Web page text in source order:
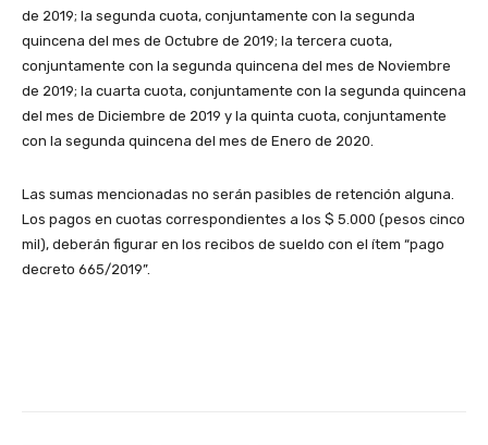
de 2019; la segunda cuota, conjuntamente con la segunda
quincena del mes de Octubre de 2019; la tercera cuota,
conjuntamente con la segunda quincena del mes de Noviembre
de 2019; la cuarta cuota, conjuntamente con la segunda quincena
del mes de Diciembre de 2019 y la quinta cuota, conjuntamente
con la segunda quincena del mes de Enero de 2020.
Las sumas mencionadas no serán pasibles de retención alguna.
Los pagos en cuotas correspondientes a los $ 5.000 (pesos cinco
mil), deberán figurar en los recibos de sueldo con el ítem “pago
decreto 665/2019”.